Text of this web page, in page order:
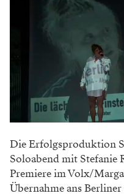
Die Erfolgsproduktion
Soloabend mit Stefanie
Premiere im Volx/
Übernahme ans